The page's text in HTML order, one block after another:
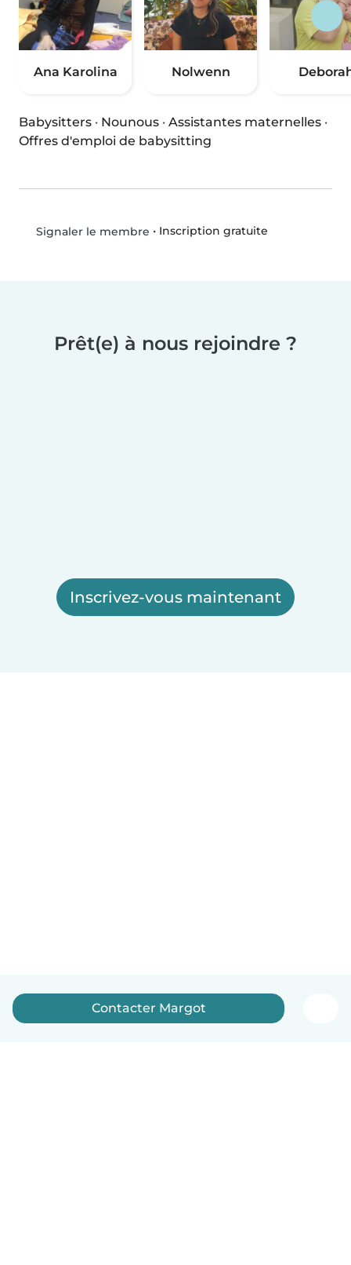
Ana Karolina Nolwenn
Babysitters · Nounous · Assistantes maternelles ·
Offres d'emploi de babysitting
Signaler le membre • Inscription gratuite
Prêt(e) à nous rejoindre ?
Inscrivez-vous maintenant
Contacter Margot